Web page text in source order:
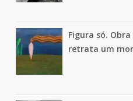
Figura só.
retrata um